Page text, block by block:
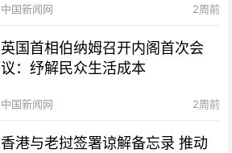
中国新闻网 2周前
英国首相伯纳姆召开内阁首次会
议：纾解民众生活成本
中国新闻网 2周前
香港与老挝签署谅解备忘录 推动